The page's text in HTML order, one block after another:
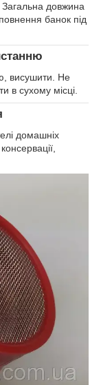
довжина
банок під
висушити. Не
в сухому місці.
домашніх